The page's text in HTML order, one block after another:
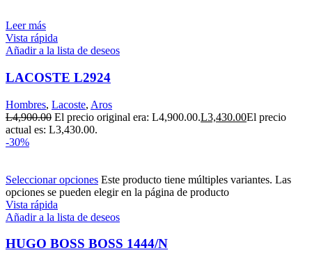
Leer más
Vista rápida
Añadir a la lista de deseos
LACOSTE L2924
Hombres, Lacoste, Aros
L4,900.00 El precio original era: L4,900.00.L3,430.00El precio
actual es: L3,430.00.
-30%
Seleccionar opciones Este producto tiene múltiples variantes. Las
opciones se pueden elegir en la página de producto
Vista rápida
Añadir a la lista de deseos
HUGO BOSS BOSS 1444/N